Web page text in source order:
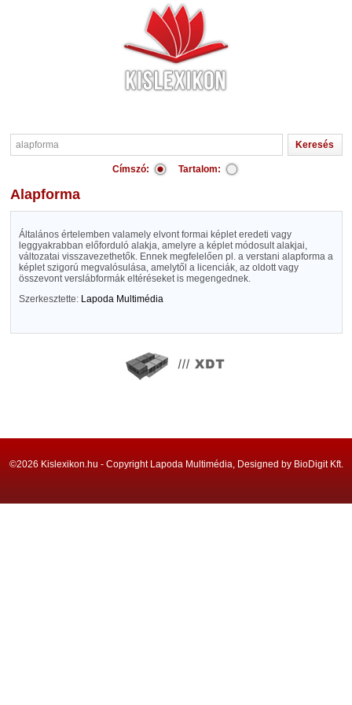
Címszó: Tartalom:
alapforma
Általános értelemben valamely elvont formai képlet eredeti vagy
leggyakrabban előforduló alakja, amelyre a képlet módosult alakjai,
változatai visszavezethetők. Ennek megfelelően pl. a verstani alapforma a
képlet szigorú megvalósulása, amelytől a licenciák, az oldott vagy
összevont verslábformák eltéréseket is megengednek.
Szerkesztette: Lapoda Multimédia
©2026 Kislexikon.hu - Copyright Lapoda Multimédia, Designed by BioDigit Kft.